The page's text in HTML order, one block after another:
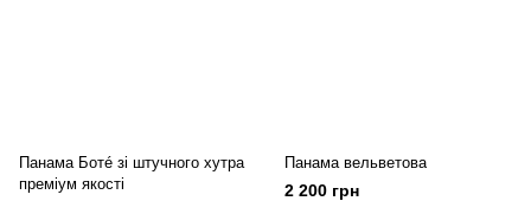
Панама Ботé зі штучного хутра
преміум якості
Панама вельветова
2 200 грн